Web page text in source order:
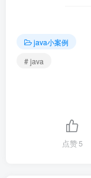
java小案例
# java
点赞5